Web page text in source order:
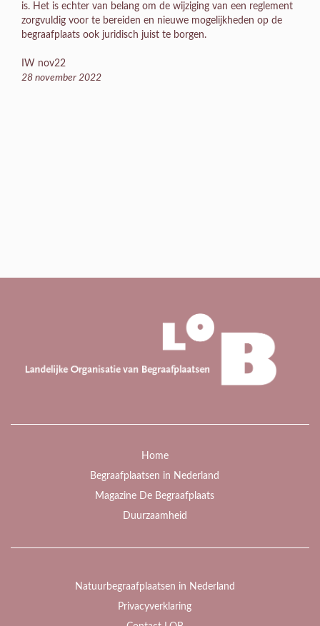
is. Het is echter van belang om de wijziging van een reglement
zorgvuldig voor te bereiden en nieuwe mogelijkheden op de
begraafplaats ook juridisch juist te borgen.
IW nov22
28 november 2022
Home
Begraafplaatsen in Nederland
Magazine De Begraafplaats
Duurzaamheid
Natuurbegraafplaatsen in Nederland
Privacyverklaring